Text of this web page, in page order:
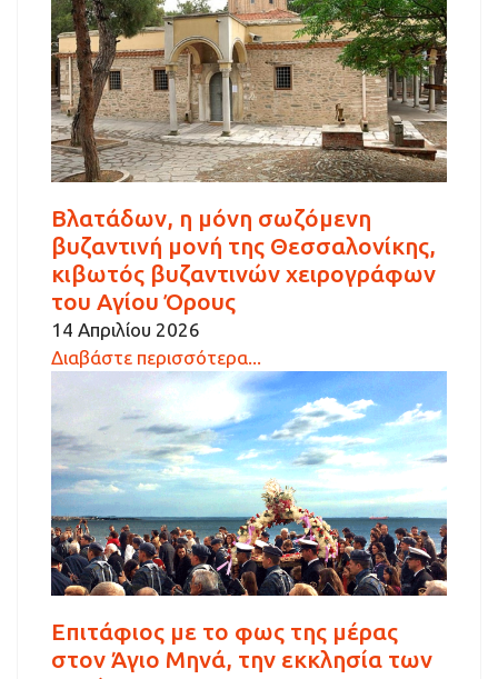
Βλατάδων, η μόνη σωζόμενη
βυζαντινή μονή της Θεσσαλονίκης,
κιβωτός βυζαντινών χειρογράφων
του Αγίου Όρους
14 Απριλίου 2026
Διαβάστε περισσότερα...
Επιτάφιος με το φως της μέρας
στον Άγιο Μηνά, την εκκλησία των